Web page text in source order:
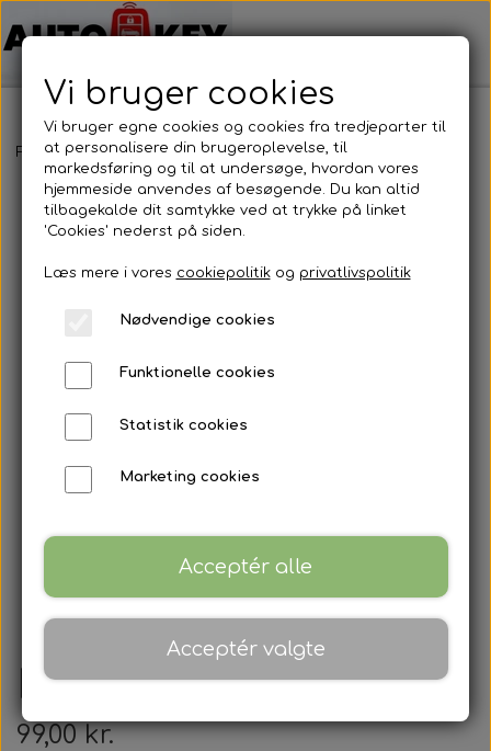
Forside Bilnøgler Ford Nøgleblad Nøgleblad
Nøgleblad
99,00 kr.
Vi bruger cookies
Vi bruger egne cookies og cookies fra tredjeparter til
at personalisere din brugeroplevelse, til
markedsføring og til at undersøge, hvordan vores
hjemmeside anvendes af besøgende. Du kan altid
tilbagekalde dit samtykke ved at trykke på linket
'Cookies' nederst på siden.
Læs mere i vores cookiepolitikog privatlivspolitik
Nødvendige cookies
Funktionelle cookies
Statistik cookies
Marketing cookies
Acceptér alle
Acceptér valgte